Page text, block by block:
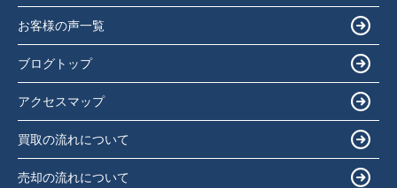
お客様の声一覧
ブログトップ
アクセスマップ
買取の流れについて
売却の流れについて